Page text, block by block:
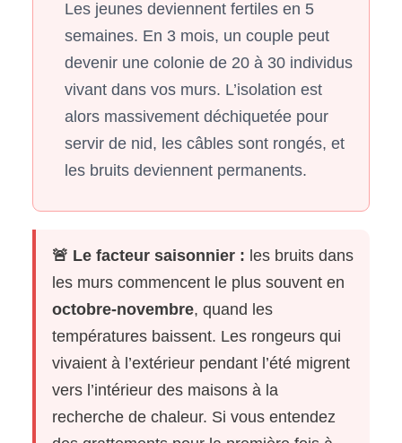
Les jeunes deviennent fertiles en 5
semaines. En 3 mois, un couple peut
devenir une colonie de 20 à 30 individus
vivant dans vos murs. L’isolation est
alors massivement déchiquetée pour
servir de nid, les câbles sont rongés, et
les bruits deviennent permanents.
🚨 Le facteur saisonnier : les bruits dans
les murs commencent le plus souvent en
octobre-novembre, quand les
températures baissent. Les rongeurs qui
vivaient à l’extérieur pendant l’été migrent
vers l’intérieur des maisons à la
recherche de chaleur. Si vous entendez